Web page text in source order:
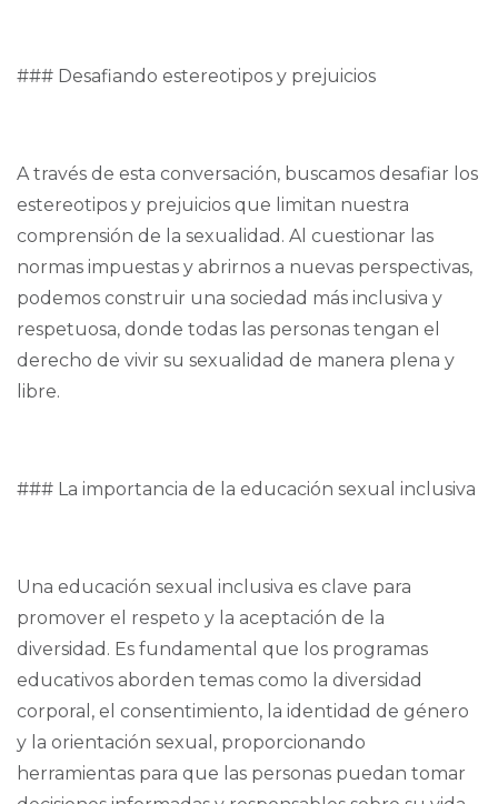
### Desafiando estereotipos y prejuicios
A través de esta conversación, buscamos desafiar los
estereotipos y prejuicios que limitan nuestra
comprensión de la sexualidad. Al cuestionar las
normas impuestas y abrirnos a nuevas perspectivas,
podemos construir una sociedad más inclusiva y
respetuosa, donde todas las personas tengan el
derecho de vivir su sexualidad de manera plena y
libre.
### La importancia de la educación sexual inclusiva
Una educación sexual inclusiva es clave para
promover el respeto y la aceptación de la
diversidad. Es fundamental que los programas
educativos aborden temas como la diversidad
corporal, el consentimiento, la identidad de género
y la orientación sexual, proporcionando
herramientas para que las personas puedan tomar